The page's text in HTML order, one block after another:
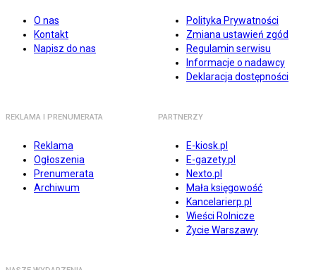
O nas
Kontakt
Napisz do nas
Polityka Prywatności
Zmiana ustawień zgód
Regulamin serwisu
Informacje o nadawcy
Deklaracja dostępności
REKLAMA I PRENUMERATA
Reklama
Ogłoszenia
Prenumerata
Archiwum
PARTNERZY
E-kiosk.pl
E-gazety.pl
Nexto.pl
Mała księgowość
Kancelarierp.pl
Wieści Rolnicze
Życie Warszawy